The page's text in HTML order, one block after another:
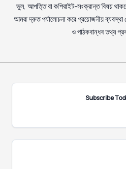
ভুল, আপত্তি বা কপিরাইট-সংক্রান্ত বিষয়
আমরা দ্রুত পর্যালোচনা করে প্রয়োজনীয়
ও পাঠকবান্ধব তথ্য
Subscribe